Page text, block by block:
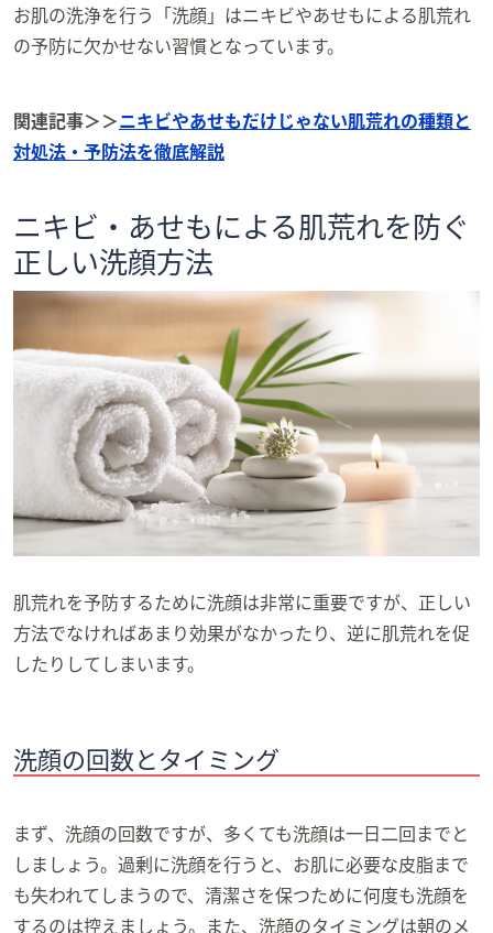
お肌の洗浄を行う「洗顔」はニキビやあせもによる肌荒れ
の予防に欠かせない習慣となっています。
関連記事＞＞ニキビやあせもだけじゃない肌荒れの種類と
対処法・予防法を徹底解説
ニキビ・あせもによる肌荒れを防ぐ
正しい洗顔方法
肌荒れを予防するために洗顔は非常に重要ですが、正しい
方法でなければあまり効果がなかったり、逆に肌荒れを促
したりしてしまいます。
洗顔の回数とタイミング
まず、洗顔の回数ですが、多くても洗顔は一日二回までと
しましょう。過剰に洗顔を行うと、お肌に必要な皮脂まで
も失われてしまうので、清潔さを保つために何度も洗顔を
するのは控えましょう。また、洗顔のタイミングは朝のメ